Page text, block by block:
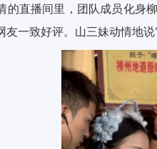
的直播间里，团队成员化身
一致好评。山三妹动情地